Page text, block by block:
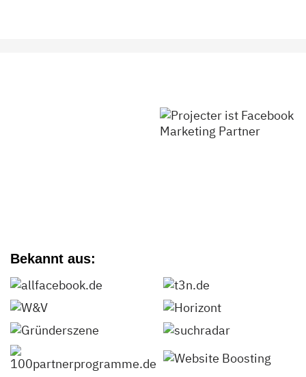
Bekannt aus: